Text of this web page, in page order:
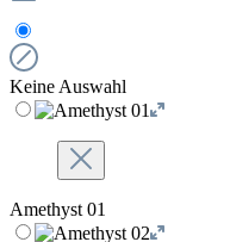
Keine Auswahl
Amethyst 01